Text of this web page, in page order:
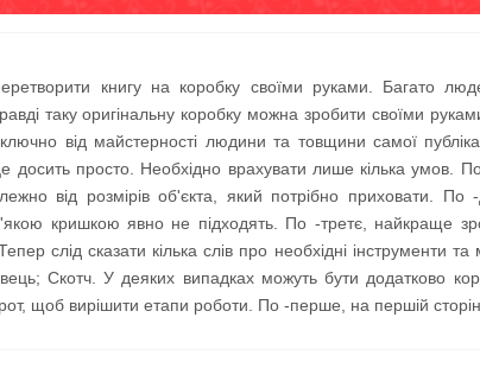
книгу на коробку своїми руками. Багато
таку оригінальну коробку можна зробити своїми
від майстерності людини та товщини самої
досить просто. Необхідно врахувати лише кілька умов.
від розмірів об'єкта, який потрібно приховати.
кришкою явно не підходять. По -третє, найкраще
слід сказати кілька слів про необхідні інструменти
Скотч. У деяких випадках можуть бути додатково
щоб вирішити етапи роботи. По -перше, на першій